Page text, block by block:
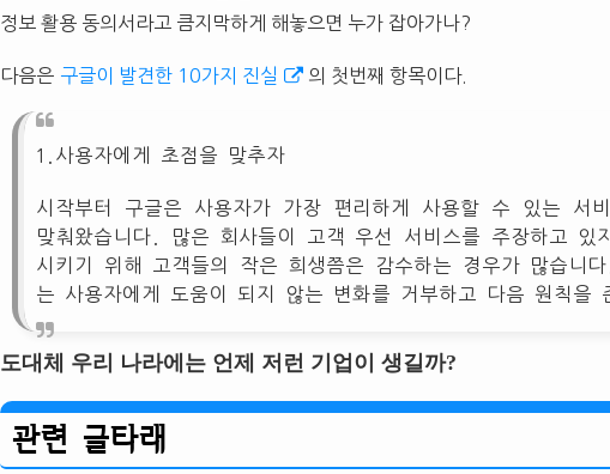
정보 활용 동의서라고 큼지막하게 해놓으면 누가 잡아가나?
다음은 구글이 발견한 10가지 진실 의 첫번째 항목이다.
1.사용자에게 초점을 맞추자
시작부터 구글은 사용자가 가장 편리하게 사용할 수 있는 서
맞춰왔습니다. 많은 회사들이 고객 우선 서비스를 주장하고 있
시키기 위해 고객들의 작은 희생쯤은 감수하는 경우가 많습니
는 사용자에게 도움이 되지 않는 변화를 거부하고 다음 원칙을
도대체 우리 나라에는 언제 저런 기업이 생길까?
관련 글타래